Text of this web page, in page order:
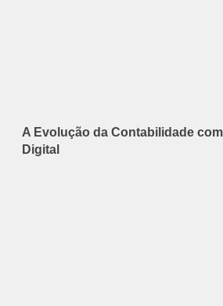
A Evolução da Contabilidade
Digital